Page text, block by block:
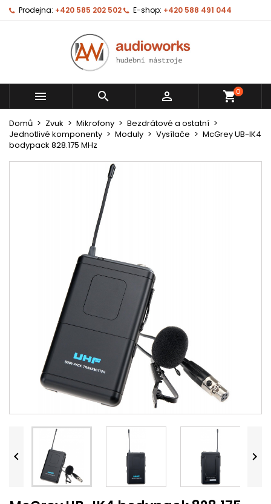
Prodejna: +420 585 202 502 E-shop: +420 588 491 044
   shopping_cart0
Domů Zvuk Mikrofony
Bezdrátové a ostatní
Jednotlivé komponenty
Moduly Vysílače
McGrey UB-IK4
bodypack 828.175 MHz
 